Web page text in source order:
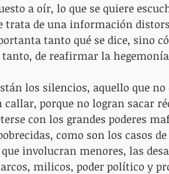
a oír, lo que se quiere
trata de una información
tanto qué se dice, sino
de reafirmar la
los silencios, aquello que
callar, porque no logran sacar
con los grandes poderes
como son los casos
involucran menores, las
milicos, poder político y